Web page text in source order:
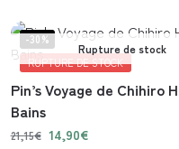
-30%
RUPTURE DE STOCK
Rupture de stock
Pin’s Voyage de Chihiro
Bains
21,15€ 14,90€